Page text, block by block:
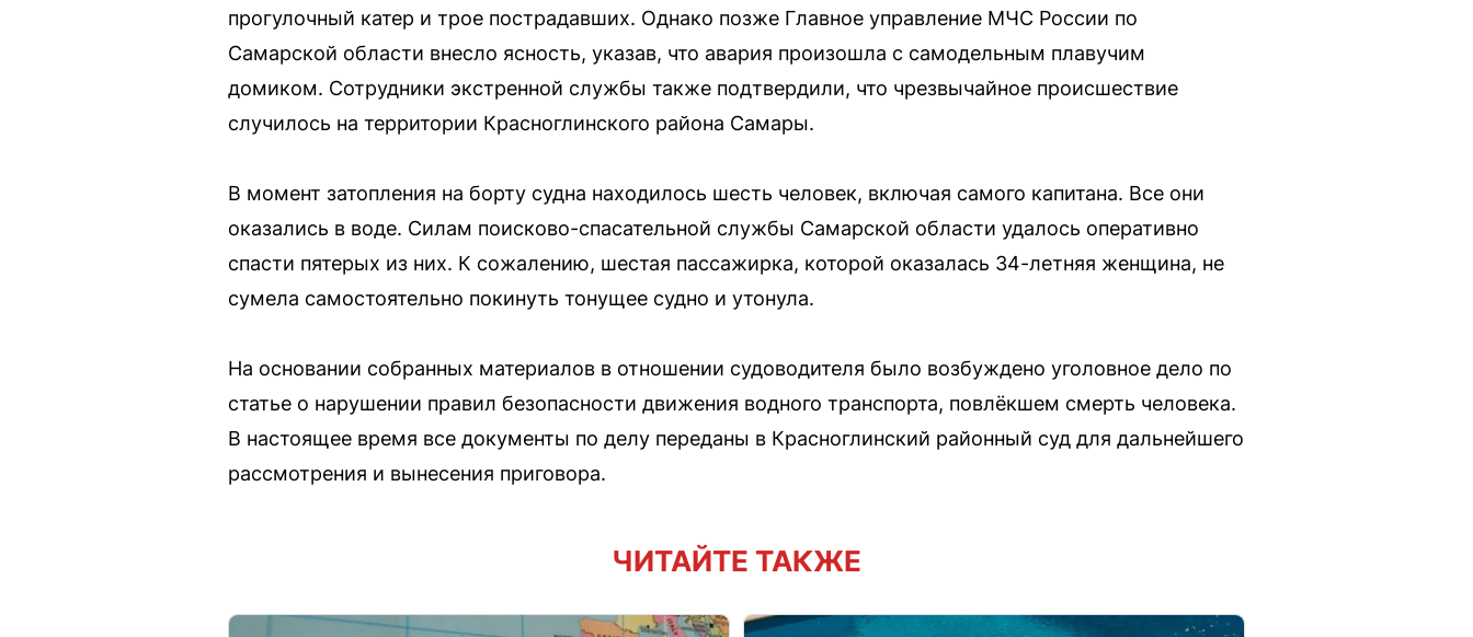
прогулочный катер и трое пострадавших. Однако позже Главное управление МЧС России по
Самарской области внесло ясность, указав, что авария произошла с самодельным плавучим
домиком. Сотрудники экстренной службы также подтвердили, что чрезвычайное происшествие
случилось на территории Красноглинского района Самары.
В момент затопления на борту судна находилось шесть человек, включая самого капитана. Все они
оказались в воде. Силам поисково-спасательной службы Самарской области удалось оперативно
спасти пятерых из них. К сожалению, шестая пассажирка, которой оказалась 34-летняя женщина, не
сумела самостоятельно покинуть тонущее судно и утонула.
На основании собранных материалов в отношении судоводителя было возбуждено уголовное дело по
статье о нарушении правил безопасности движения водного транспорта, повлёкшем смерть человека.
В настоящее время все документы по делу переданы в Красноглинский районный суд для дальнейшего
рассмотрения и вынесения приговора.
ЧИТАЙТЕ ТАКЖЕ